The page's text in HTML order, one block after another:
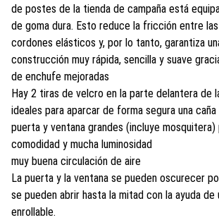
de postes de la tienda de campaña está
de goma dura. Esto reduce la fricción entre
cordones elásticos y, por lo tanto, garantiza
construcción muy rápida, sencilla y suave
de enchufe mejoradas
Hay 2 tiras de velcro en la parte delantera de
ideales para aparcar de forma segura una
puerta y ventana grandes (incluye mosquitera)
comodidad y mucha luminosidad
muy buena circulación de aire
La puerta y la ventana se pueden oscurecer
se pueden abrir hasta la mitad con la ayuda de
enrollable.